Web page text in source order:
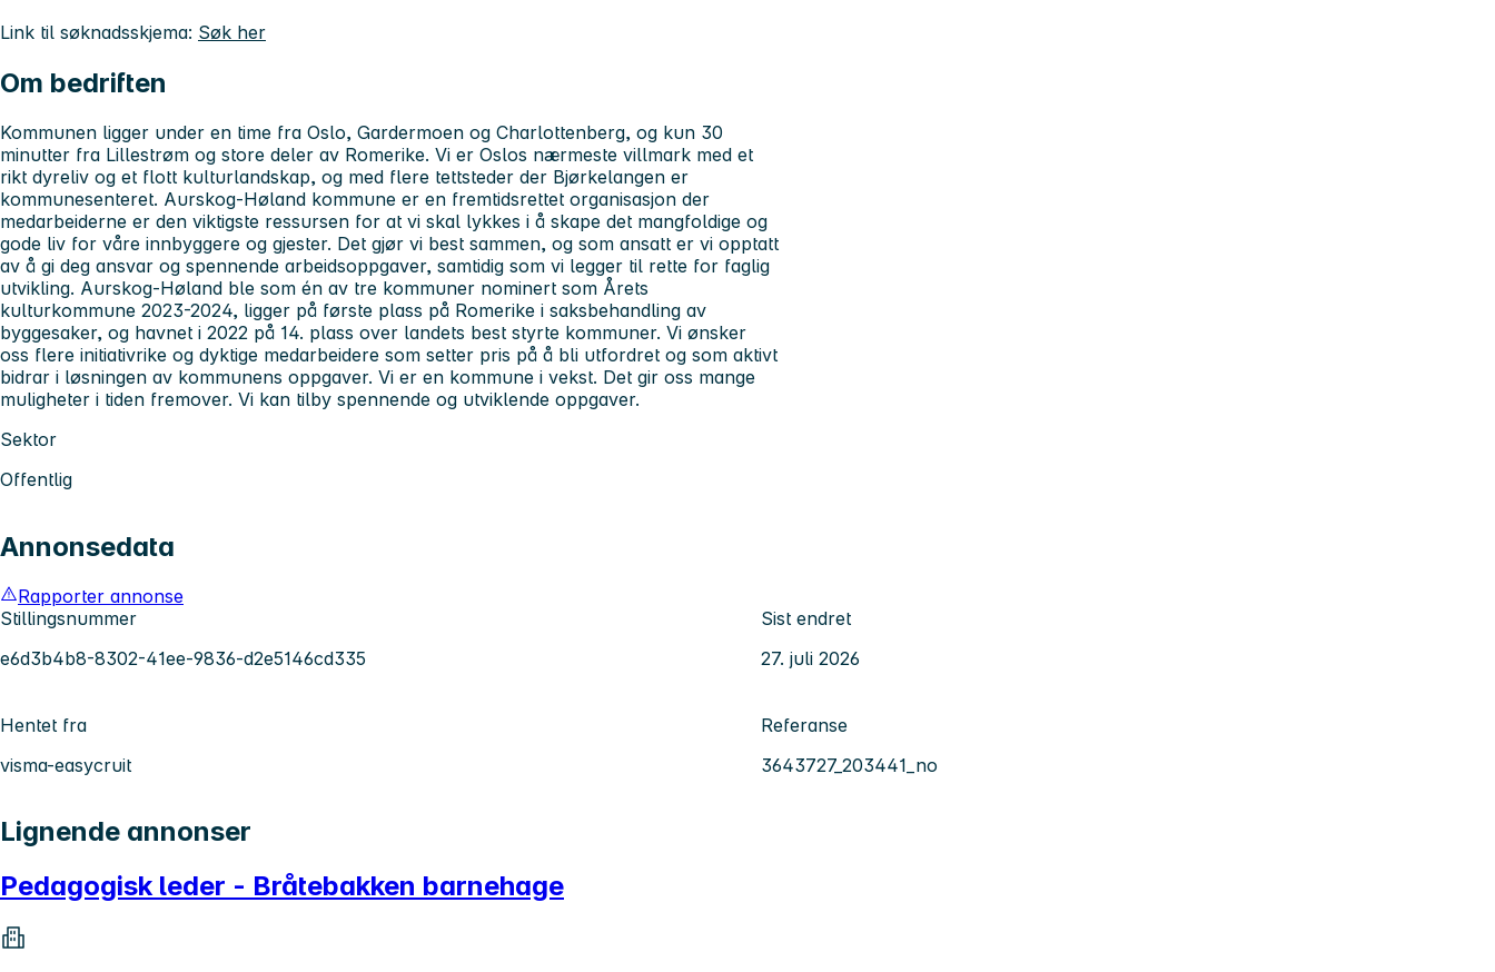
Link til søknadsskjema: Søk her
Om bedriften
Kommunen ligger under en time fra Oslo, Gardermoen og Charlottenberg, og kun 30
minutter fra Lillestrøm og store deler av Romerike. Vi er Oslos nærmeste villmark med et
rikt dyreliv og et flott kulturlandskap, og med flere tettsteder der Bjørkelangen er
kommunesenteret. Aurskog-Høland kommune er en fremtidsrettet organisasjon der
medarbeiderne er den viktigste ressursen for at vi skal lykkes i å skape det mangfoldige og
gode liv for våre innbyggere og gjester. Det gjør vi best sammen, og som ansatt er vi opptatt
av å gi deg ansvar og spennende arbeidsoppgaver, samtidig som vi legger til rette for faglig
utvikling. Aurskog-Høland ble som én av tre kommuner nominert som Årets
kulturkommune 2023-2024, ligger på første plass på Romerike i saksbehandling av
byggesaker, og havnet i 2022 på 14. plass over landets best styrte kommuner. Vi ønsker
oss flere initiativrike og dyktige medarbeidere som setter pris på å bli utfordret og som aktivt
bidrar i løsningen av kommunens oppgaver. Vi er en kommune i vekst. Det gir oss mange
muligheter i tiden fremover. Vi kan tilby spennende og utviklende oppgaver.
Sektor
Offentlig
Annonsedata
Rapporter annonse
Stillingsnummer
e6d3b4b8-8302-41ee-9836-d2e5146cd335
Sist endret
27. juli 2026
Hentet fra
visma-easycruit
Referanse
3643727_203441_no
Lignende annonser
Pedagogisk leder - Bråtebakken barnehage